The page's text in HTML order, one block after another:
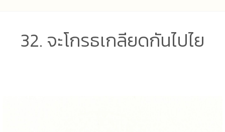
32. จะโกรธเกลียดกันไปไย